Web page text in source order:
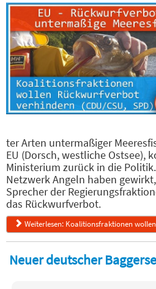
ter Arten untermaßiger
EU (Dorsch, westliche Ostsee),
Ministerium zurück in die
Netzwerk Angeln haben
Sprecher der
das Rückwurfverbot.
Weiterlesen: Koalitionsfraktionen
Neuer deutscher